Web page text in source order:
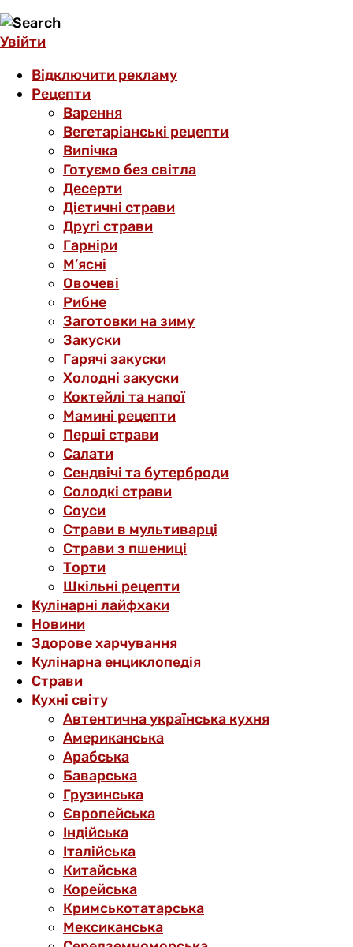
Увійти
Відключити рекламу
Рецепти
Варення
Вегетаріанські рецепти
Випічка
Готуємо без світла
Десерти
Дієтичні страви
Другі страви
Гарніри
М’ясні
Овочеві
Рибне
Заготовки на зиму
Закуски
Гарячі закуски
Холодні закуски
Коктейлі та напої
Мамині рецепти
Перші страви
Салати
Сендвічі та бутерброди
Солодкі страви
Соуси
Страви в мультиварці
Страви з пшениці
Торти
Шкільні рецепти
Кулінарні лайфхаки
Новини
Здорове харчування
Кулінарна енциклопедія
Страви
Кухні світу
Автентична українська кухня
Американська
Арабська
Баварська
Грузинська
Європейська
Індійська
Італійська
Китайська
Корейська
Кримськотатарська
Мексиканська